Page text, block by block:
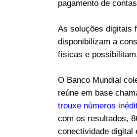
pagamento de
As soluções digitais
disponibilizam a
físicas e
O Banco Mundial
reúne em base
trouxe números
com os resultados,
conectividade digital